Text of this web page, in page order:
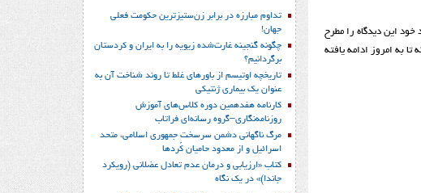
این دیدگاه را مطرح
تا به امروز ادامه یافته
تداوم مبارزه در برابر زن‌ستیزترین حکومت فعلی
جهان!
چگونه گنجینه غارت‌شده زیویه را به ایران و کردستان
برگردانیم؟
تاریخچه اوتیسم از باورهای غلط تا روند شناخت آن به
عنوان یک بیماری ژنتیکی
کارنامه هفدهمین دوره کلاس‌های آموزش
روزنامه‌نگاری–گروه رسانه‌ای فراتاب
مرگ ناگهانی دشمن سرسخت جمهوری اسلامی، متحد
اسرائیل و از معدود حامیان کُردها
کتاب «ارزیابی و درمان عدم تعادل عضلانی (رویکرد
جاندا)» در یک نگاه